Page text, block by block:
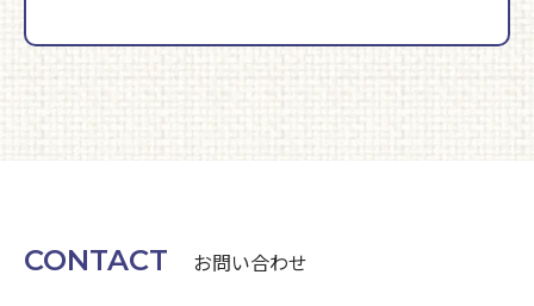
CONTACT お問い合わせ